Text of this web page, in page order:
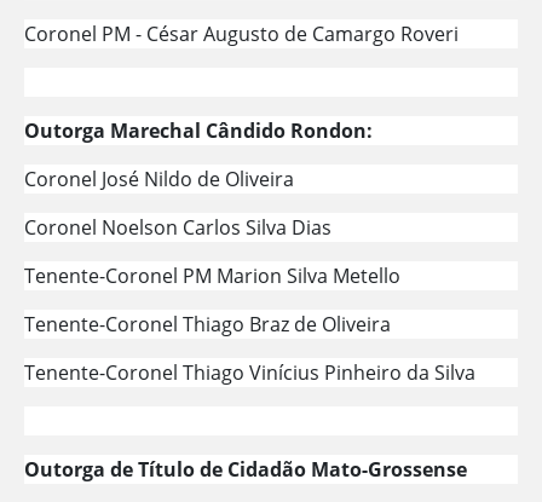
Coronel PM - César Augusto de Camargo Roveri
Outorga Marechal Cândido Rondon:
Coronel José Nildo de Oliveira
Coronel Noelson Carlos Silva Dias
Tenente-Coronel PM Marion Silva Metello
Tenente-Coronel Thiago Braz de Oliveira
Tenente-Coronel Thiago Vinícius Pinheiro da Silva
Outorga de Título de Cidadão Mato-Grossense